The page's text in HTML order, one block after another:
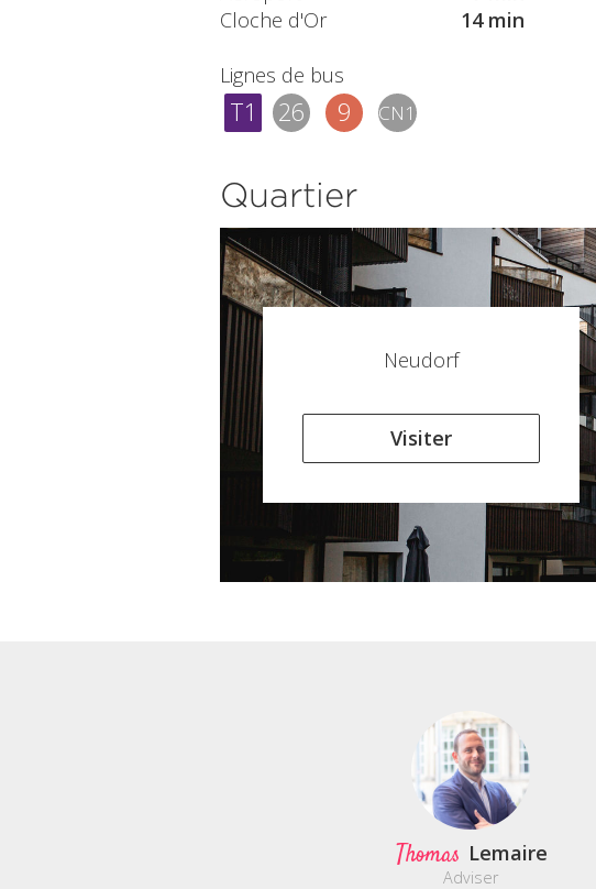
Cloche d'Or
14 min
Lignes de bus
T1 26 9 CN1
Quartier
Neudorf
Visiter
Thomas Lemaire
Adviser